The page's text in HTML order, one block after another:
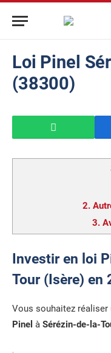
Loi Pinel
(38300)
2.
3.
Investir en loi
Tour (Isère) en
Vous souhaitez
Pinel à Sérézin-de-la-